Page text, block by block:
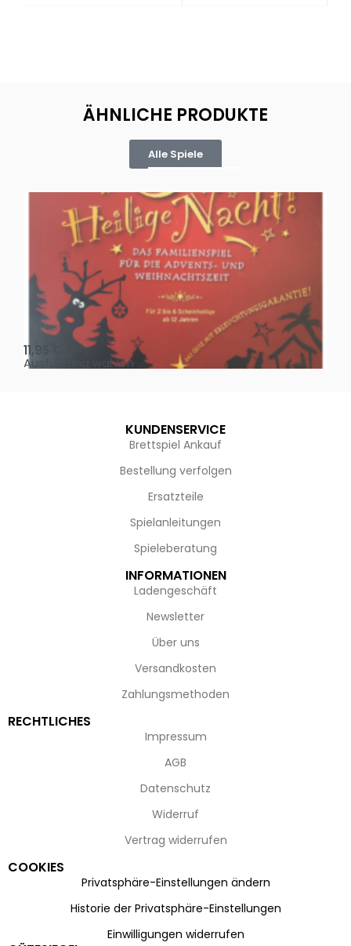
ÄHNLICHE PRODUKTE
Alle Spiele
Oh, heilige Nacht!
11,95
Ausführung wählen
KUNDENSERVICE
Brettspiel Ankauf
Bestellung verfolgen
Ersatzteile
Spielanleitungen
Spieleberatung
INFORMATIONEN
Ladengeschäft
Newsletter
Über uns
Versandkosten
Zahlungsmethoden
RECHTLICHES
Impressum
AGB
Datenschutz
Widerruf
Vertrag widerrufen
COOKIES
Privatsphäre-Einstellungen ändern
Historie der Privatsphäre-Einstellungen
Einwilligungen widerrufen